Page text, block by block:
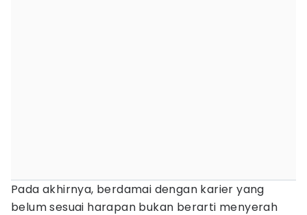
Pada akhirnya, berdamai dengan karier yang
belum sesuai harapan bukan berarti menyerah